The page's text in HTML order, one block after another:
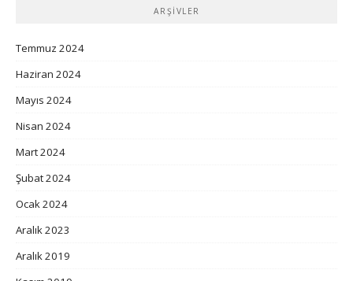
ARŞIVLER
Temmuz 2024
Haziran 2024
Mayıs 2024
Nisan 2024
Mart 2024
Şubat 2024
Ocak 2024
Aralık 2023
Aralık 2019